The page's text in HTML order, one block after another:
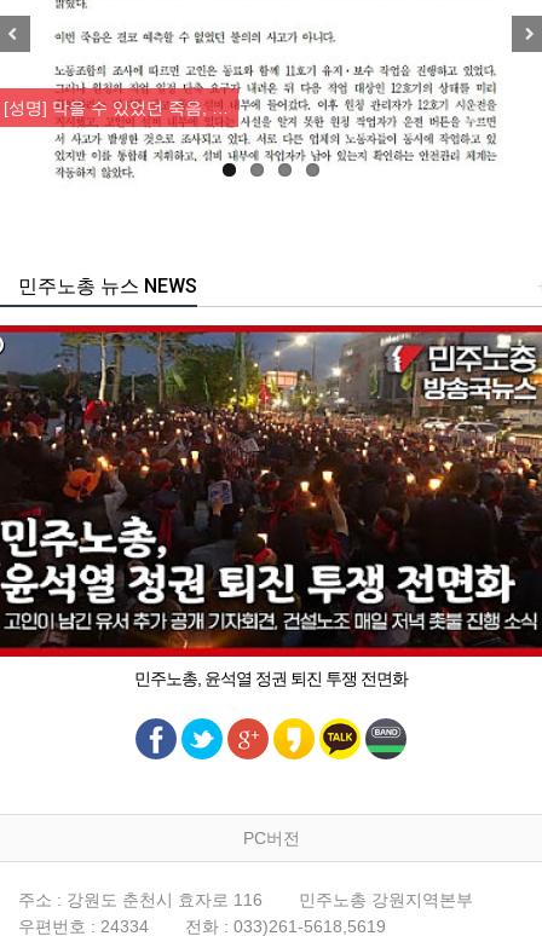
[성명] 막을 수 있었던 죽음, …
주노총 뉴스 NEWS
민주노총, 윤석열 정권 퇴진 투쟁 전면화
PC버전
주소 : 강원도 춘천시 효자로 116
민주노총 강원지역본부
우편번호 : 24334
전화 : 033)261-5618,5619